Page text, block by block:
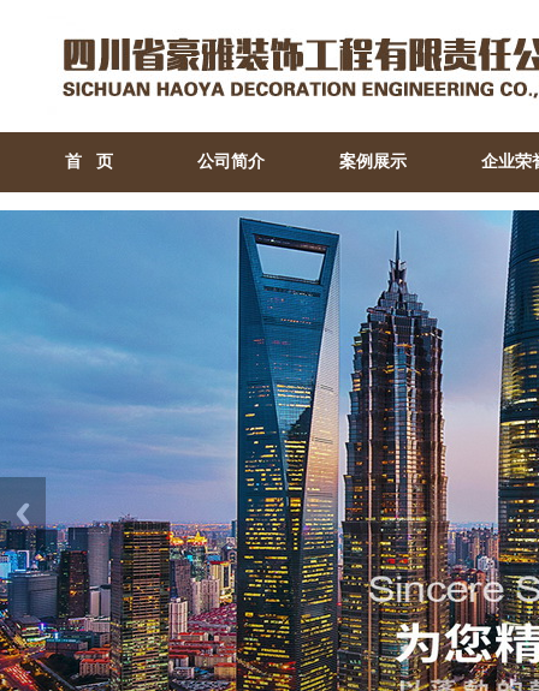
首 页 公司简介 案例展示 企业荣